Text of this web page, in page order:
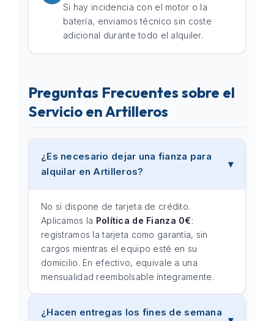
Si hay incidencia con el motor o la
batería, enviamos técnico sin coste
adicional durante todo el alquiler.
Preguntas Frecuentes sobre el
Servicio en Artilleros
¿Es necesario dejar una fianza para
alquilar en Artilleros?
No si dispone de tarjeta de crédito.
Aplicamos la Política de Fianza 0€:
registramos la tarjeta como garantía, sin
cargos mientras el equipo esté en su
domicilio. En efectivo, equivale a una
mensualidad reembolsable íntegramente.
¿Hacen entregas los fines de semana